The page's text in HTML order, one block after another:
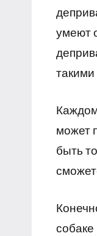
умеют
может
быть